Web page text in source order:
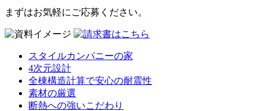
まずはお気軽にご応募ください。
スタイルカンパニーの家
4次元設計
全棟構造計算で安心の耐震性
素材の厳選
断熱への強いこだわり